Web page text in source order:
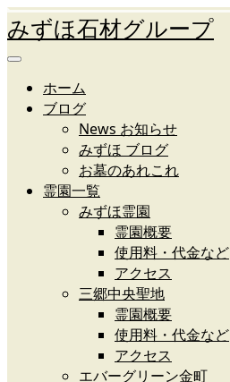
みずほ石材グループ
ホーム
ブログ
News お知らせ
みずほ ブログ
お墓のあれこれ
霊園一覧
みずほ霊園
霊園概要
使用料・代金など
アクセス
三郷中央聖地
霊園概要
使用料・代金など
アクセス
エバーグリーン金町